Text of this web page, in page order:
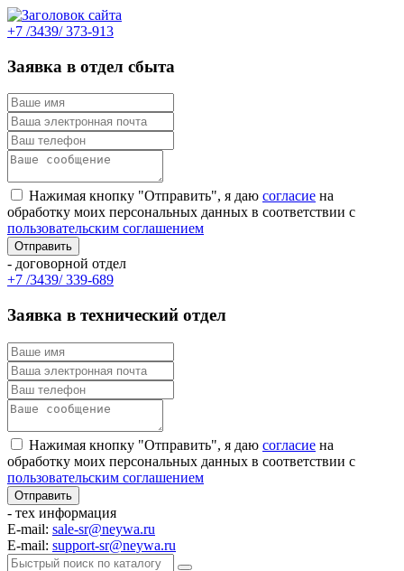
+7 /3439/ 373-913
Заявка в отдел сбыта
Нажимая кнопку "Отправить", я даю согласие на
обработку моих персональных данных в соответствии с
пользовательским соглашением
- договорной отдел
+7 /3439/ 339-689
Заявка в технический отдел
Нажимая кнопку "Отправить", я даю согласие на
обработку моих персональных данных в соответствии с
пользовательским соглашением
- тех информация
E-mail: sale-sr@neywa.ru
E-mail: support-sr@neywa.ru